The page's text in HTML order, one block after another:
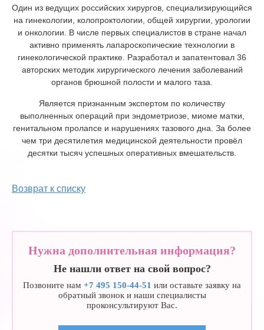
Один из ведущих российских хирургов, специализирующийся
на гинекологии, колопроктологии, общей хирургии, урологии
и онкологии. В числе первых специалистов в стране начал
активно применять лапароскопические технологии в
гинекологической практике. Разработал и запатентовал 36
авторских методик хирургического лечения заболеваний
органов брюшной полости и малого таза.
Является признанным экспертом по количеству
выполненных операций при эндометриозе, миоме матки,
генитальном пролапсе и нарушениях тазового дна. За более
чем три десятилетия медицинской деятельности провёл
десятки тысяч успешных оперативных вмешательств.
Возврат к списку
Нужна дополнительная информация?
Не нашли ответ на свой вопрос?
Позвоните нам +7 495 150-44-51 или оставьте заявку на
обратный звонок и наши специалисты
проконсультируют Вас.